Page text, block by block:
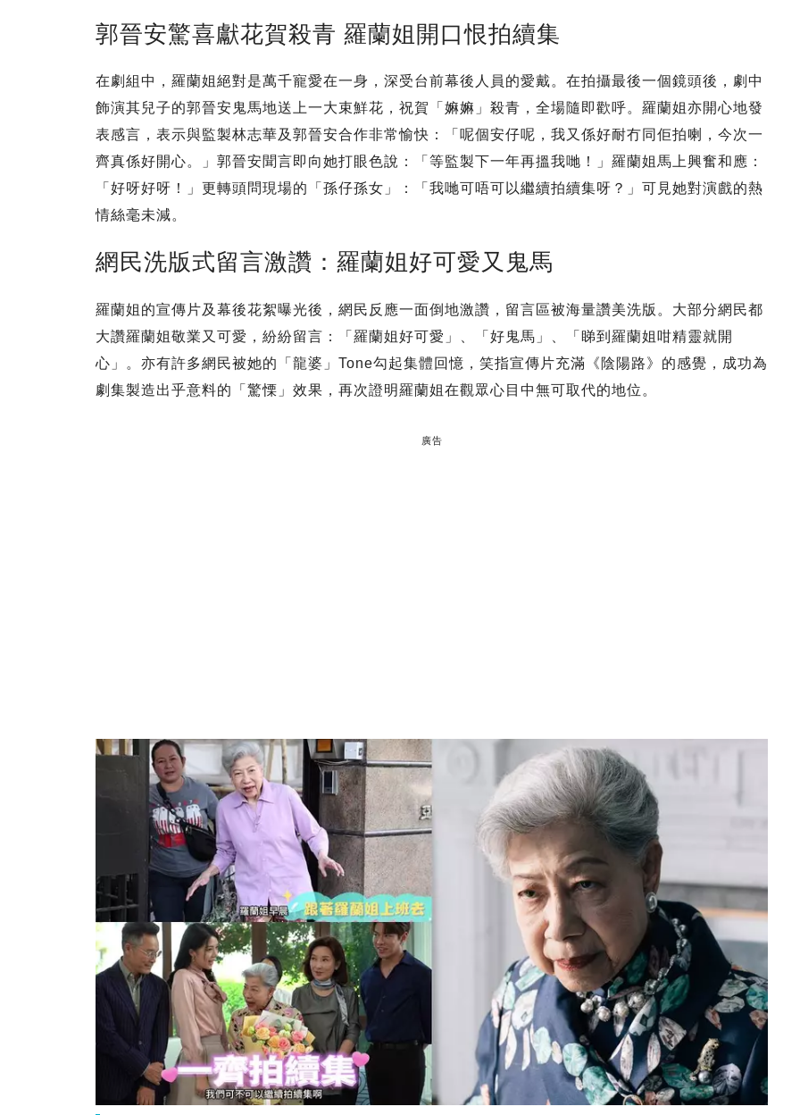
郭晉安驚喜獻花賀殺青 羅蘭姐開口恨拍續集
在劇組中，羅蘭姐絕對是萬千寵愛在一身，深受台前幕後人員的愛戴。在拍攝最後一個鏡頭後，劇中
飾演其兒子的郭晉安鬼馬地送上一大束鮮花，祝賀「嫲嫲」殺青，全場隨即歡呼。羅蘭姐亦開心地發
表感言，表示與監製林志華及郭晉安合作非常愉快：「呢個安仔呢，我又係好耐冇同佢拍喇，今次一
齊真係好開心。」郭晉安聞言即向她打眼色說：「等監製下一年再搵我哋！」羅蘭姐馬上興奮和應：
「好呀好呀！」更轉頭問現場的「孫仔孫女」：「我哋可唔可以繼續拍續集呀？」可見她對演戲的熱
情絲毫未減。
網民洗版式留言激讚：羅蘭姐好可愛又鬼馬
羅蘭姐的宣傳片及幕後花絮曝光後，網民反應一面倒地激讚，留言區被海量讚美洗版。大部分網民都
大讚羅蘭姐敬業又可愛，紛紛留言：「羅蘭姐好可愛」、「好鬼馬」、「睇到羅蘭姐咁精靈就開
心」。亦有許多網民被她的「龍婆」Tone勾起集體回憶，笑指宣傳片充滿《陰陽路》的感覺，成功為
劇集製造出乎意料的「驚慄」效果，再次證明羅蘭姐在觀眾心目中無可取代的地位。
廣告